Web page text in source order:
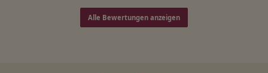
Alle Bewertungen anzeigen